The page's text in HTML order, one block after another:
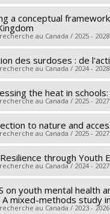
Anne Parent,
Ochoa,Joanne Otis
,Alex Abramovich,
IRSC/Instituts de
PVXXXXXX-
: Rodney Knight
FRQS/Fonds de
PVXXXXXX-
a conceptual
au Canada / 2025 - 2028
: Rodney Knight
:Travis Salway,
CRSH/Conseil
PV153480-
des surdoses : de
au Canada / 2024 - 2028
: André-Anne
:Louise Potvin,
,Lara Maillet,
CRSH/Conseil de
PVX99097-
the heat in
au Canada / 2025 - 2027
: Kate Zinszer
:Danielle Labbé,
IRSC/Instituts de
PVXXXXXX-
to nature and
au Canada / 2025 - 2027
IRSC/Instituts de
PVXXXXXX-
through Youth
au Canada / 2024 - 2027
: Kate Zinszer
: Danielle Labbé,
on youth mental health
mixed-methods study
au Canada / 2023 - 2026